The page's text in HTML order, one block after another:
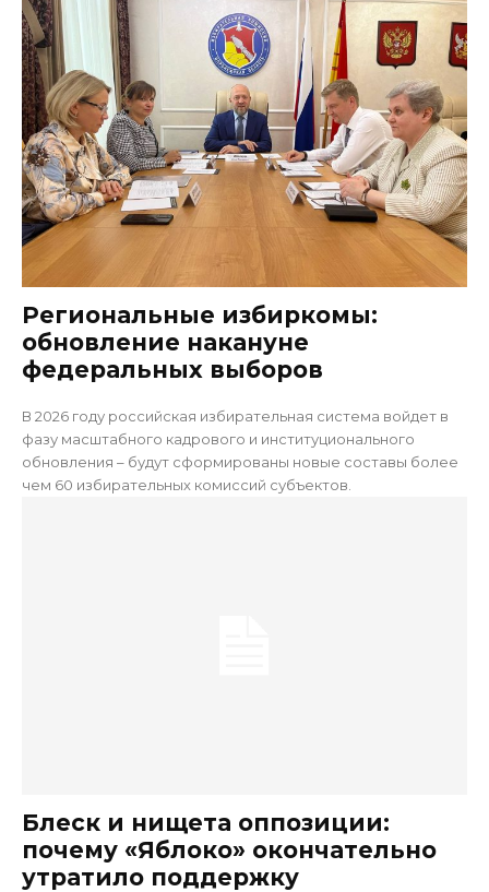
Региональные избиркомы:
обновление накануне
федеральных выборов
В 2026 году российская избирательная система войдет в
фазу масштабного кадрового и институционального
обновления – будут сформированы новые составы более
чем 60 избирательных комиссий субъектов.
Блеск и нищета оппозиции:
почему «Яблоко» окончательно
утратило поддержку